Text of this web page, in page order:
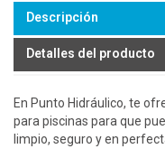
Descripción
Detalles del producto
En Punto Hidráulico, te
para piscinas para que
limpio, seguro y en